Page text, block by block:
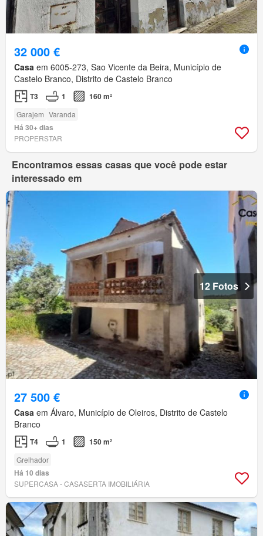
32 000 €
Casa em 6005-273, Sao Vicente da Beira, Município de
Castelo Branco, Distrito de Castelo Branco
T3 1 160 m²
Garajem Varanda
Há 30+ dias
PROPERSTAR
Encontramos essas casas que você pode estar
interessado em
12 Fotos
27 500 €
Casa em Álvaro, Município de Oleiros, Distrito de Castelo
Branco
T4 1 150 m²
Grelhador
Há 10 dias
SUPERCASA - CASASERTA IMOBILIÁRIA